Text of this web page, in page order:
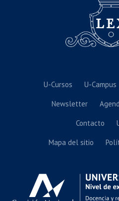
U-Cursos U-Campus
Newsletter
Contacto
Mapa del sitio